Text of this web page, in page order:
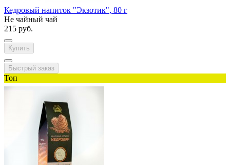
Кедровый напиток "Экзотик", 80 г
Не чайный чай
215 руб.
Купить
Быстрый заказ
Топ